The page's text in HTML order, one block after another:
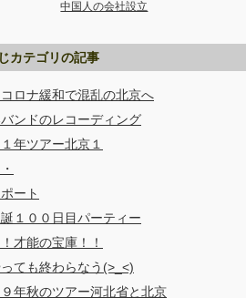
中国人の会社設立
カテゴリの記事
ロナ緩和で混乱の北京へ
ンドのレコーディング
年ツアー北京１
ート
１００日目パーティー
才能の宝庫！！
ても終わらなう(>_<)
年秋のツアー河北省と北京